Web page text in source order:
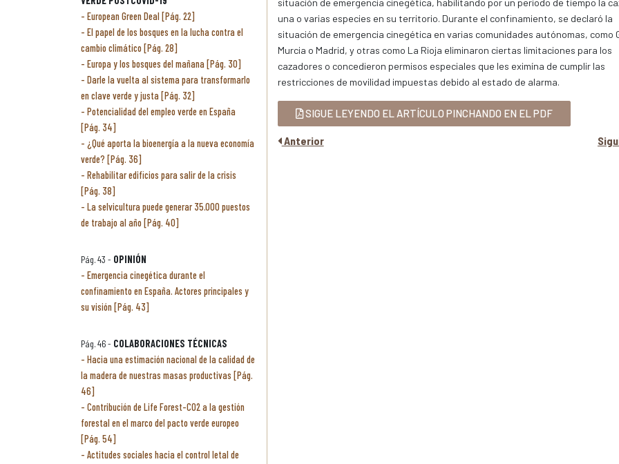
European Green Deal [Pág. 22]
El papel de los bosques en la lucha contra el
cambio climático [Pág. 28]
Europa y los bosques del mañana [Pág. 30]
Darle la vuelta al sistema para transformarlo
en clave verde y justa [Pág. 32]
Potencialidad del empleo verde en España
[Pág. 34]
¿Qué aporta la bioenergía a la nueva economía
verde? [Pág. 36]
Rehabilitar edificios para salir de la crisis
[Pág. 38]
La selvicultura puede generar 35.000 puestos
de trabajo al año [Pág. 40]
Pág. 43 - OPINIÓN
Emergencia cinegética durante el
confinamiento en España. Actores principales y
su visión [Pág. 43]
Pág. 46 - COLABORACIONES TÉCNICAS
Hacia una estimación nacional de la calidad de
la madera de nuestras masas productivas [Pág.
46]
Contribución de Life Forest-CO2 a la gestión
forestal en el marco del pacto verde europeo
[Pág. 54]
Actitudes sociales hacia el control letal de
situación de emergencia cinegética, habilitando por un periodo de tiempo la
una o varias especies en su territorio. Durante el confinamiento, se declaró la
situación de emergencia cinegética en varias comunidades autónomas, como
Murcia o Madrid, y otras como La Rioja eliminaron ciertas limitaciones para los
cazadores o concedieron permisos especiales que les eximína de cumplir las
restricciones de movilidad impuestas debido al estado de alarma.
SIGUE LEYENDO EL ARTÍCULO PINCHANDO EN EL PDF
Anterior